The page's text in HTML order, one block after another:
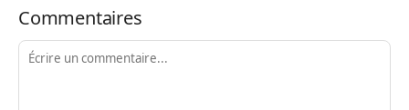
Commentaires